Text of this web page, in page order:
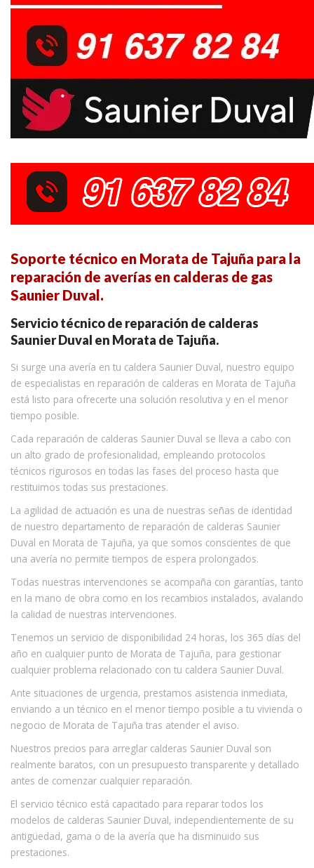
Soporte técnico en Morata de Tajuña para la
reparación de averías en calderas de gas
Saunier Duval.
Servicio técnico de reparación de calderas
Saunier Duval en Morata de Tajuña.
Si surge una avería en tu caldera Saunier Duval, nuestro equipo
de especialistas en reparación de calderas en Morata de Tajuña
está listo para ofrecerte una solución resolutiva y en el menor
tiempo posible.
Cada reparación de calderas Saunier Duval se lleva a cabo con
un alto grado de profesionalidad, empleando protocolos
técnicos rigurosos en todas las fases del proceso hasta que
restituimos todas sus prestaciones.
La agilidad de actuación es una de nuestras señas de identidad
de nuestro departamento de reparación de calderas Saunier
Duval en Morata de Tajuña, ya que somos conscientes de que
una avería no permite tiempos de espera prolongados.
Todas nuestras intervenciones se acompaña con garantías, tanto
en la mano de obra como en los recambios instalados, avalando
la calidad de nuestras intervenciones.
Tenemos un servicio de disponibilidad 24 horas, los 365 días del
año en cualquier punto de Morata de Tajuña, para gestionar
cualquier problema relacionado con tu caldera Saunier Duval.
Ante situaciones de urgencia, prestamos asistencia inmediata,
enviando a un técnico en el menor tiempo posible a tu vivienda o
negocio de Morata de Tajuña tras atender el aviso.
Nuestros precios para arreglar calderas Saunier Duval son
realmente baratos, con un presupuesto transparente y detallado
antes de comenzar cualquier reparación.
El servicio técnico está capacitado para reparar todos los
modelos de calderas Saunier Duval, independientemente de su
antigüedad, gama o de la avería que ha disminuido sus
prestaciones.